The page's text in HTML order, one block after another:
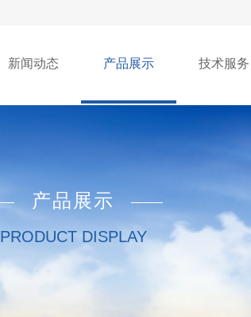
新闻动态 产品展示 技术服务
产品展示
PRODUCT DISPLAY